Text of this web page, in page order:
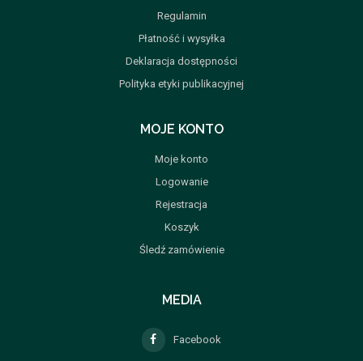
Regulamin
Płatność i wysyłka
Deklaracja dostępności
Polityka etyki publikacyjnej
MOJE KONTO
Moje konto
Logowanie
Rejestracja
Koszyk
Śledź zamówienie
MEDIA
Facebook